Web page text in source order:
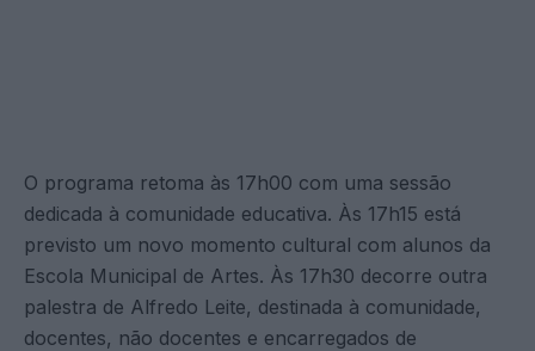
O programa retoma às 17h00 com uma sessão
dedicada à comunidade educativa. Às 17h15 está
previsto um novo momento cultural com alunos da
Escola Municipal de Artes. Às 17h30 decorre outra
palestra de Alfredo Leite, destinada à comunidade,
docentes, não docentes e encarregados de